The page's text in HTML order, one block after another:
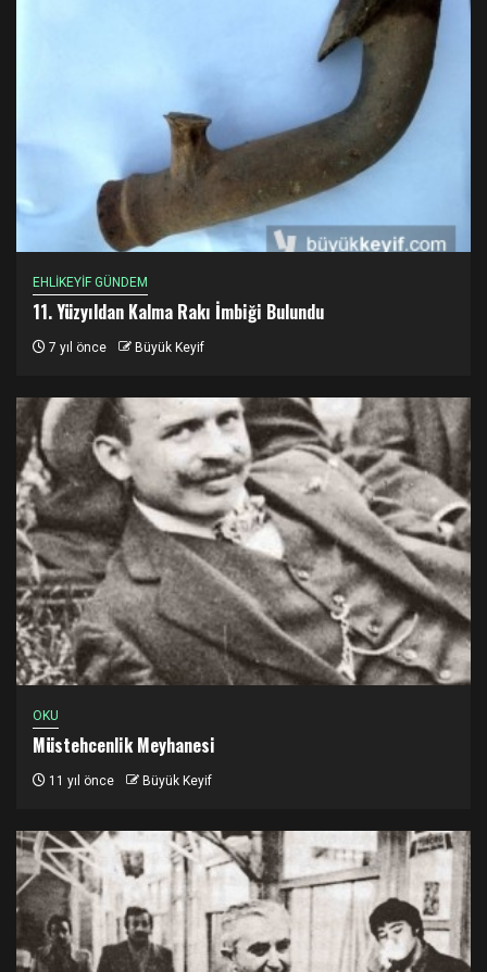
EHLİKEYİF GÜNDEM
11. Yüzyıldan Kalma Rakı İmbiği Bulundu
7 yıl önce Büyük Keyif
OKU
Müstehcenlik Meyhanesi
11 yıl önce Büyük Keyif